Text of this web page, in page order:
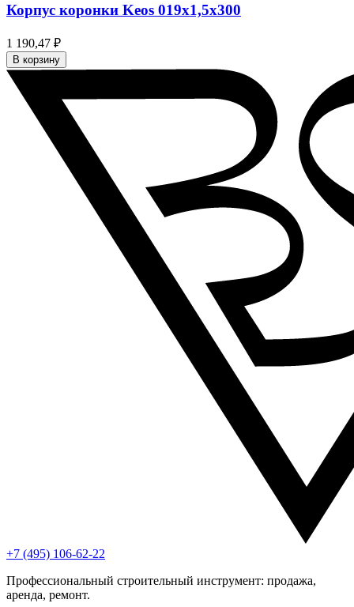
Корпус коронки Keos 019x1,5x300
1 190,47 ₽
В корзину
+7 (495) 106-62-22
Профессиональный строительный инструмент: продажа,
аренда, ремонт.